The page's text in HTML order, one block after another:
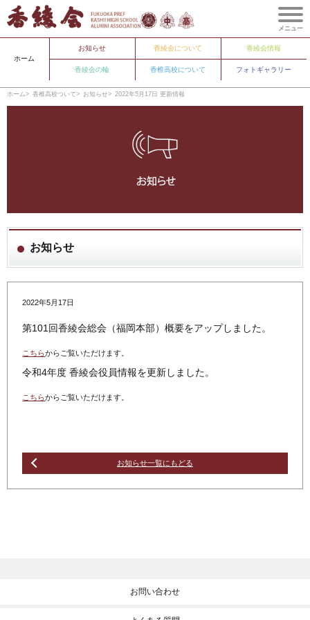
ホーム
お知らせ 香綾会について 香綾会情報
香綾会の輪 香椎高校について フォトギャラリー
メニュー
ホーム 香椎高校ついて お知らせ 2022年5月17日 更新情報
お知らせ
2022年5月17日
第101回香綾会総会（福岡本部）概要をアップしました。
こちらからご覧いただけます。
令和4年度 香綾会役員情報を更新しました。
こちらからご覧いただけます。
お知らせ一覧にもどる
お問い合わせ